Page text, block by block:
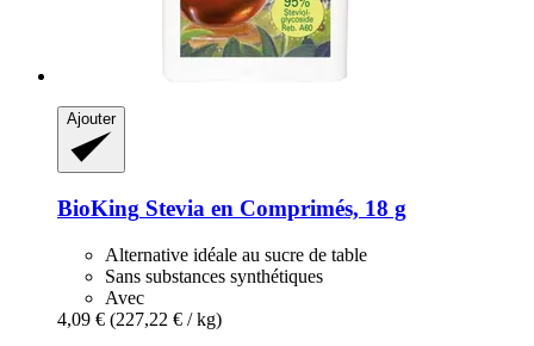
Ajouter
BioKing Stevia en Comprimés, 18 g
Alternative idéale au sucre de table
Sans substances synthétiques
Avec
4,09 € (227,22 € / kg)